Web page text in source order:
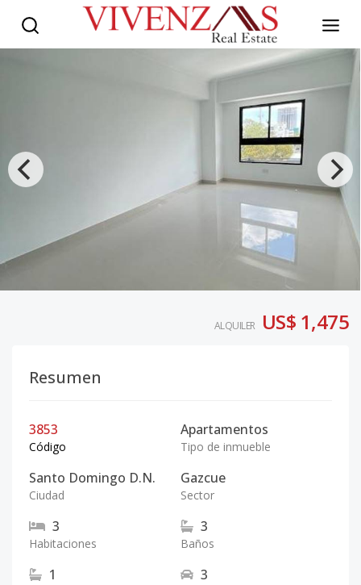
ALQUILER US$ 1,475
Resumen
3853
Código
Apartamentos
Tipo de inmueble
Santo Domingo D.N.
Ciudad
Gazcue
Sector
3
Habitaciones
3
Baños
1 3